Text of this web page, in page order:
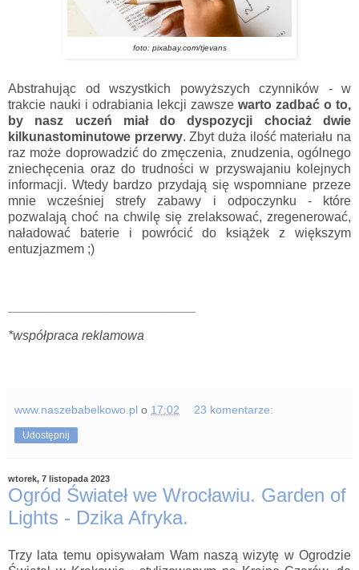
foto: pixabay.com/tjevans
Abstrahując od wszystkich powyższych czynników - w
trakcie nauki i odrabiania lekcji zawsze warto zadbać o to,
by nasz uczeń miał do dyspozycji chociaż dwie
kilkunastominutowe przerwy. Zbyt duża ilość materiału na
raz może doprowadzić do zmęczenia, znudzenia, ogólnego
zniechęcenia oraz do trudności w przyswajaniu kolejnych
informacji. Wtedy bardzo przydają się wspomniane przeze
mnie wcześniej strefy zabawy i odpoczynku - które
pozwalają choć na chwilę się zrelaksować, zregenerować,
naładować baterie i powrócić do książek z większym
entuzjazmem ;)
*współpraca reklamowa
www.naszebabelkowo.pl o 17:02 23 komentarze:
Udostępnij
wtorek, 7 listopada 2023
Ogród Świateł we Wrocławiu. Garden of
Lights - Dzika Afryka.
Trzy lata temu opisywałam Wam naszą wizytę w Ogrodzie